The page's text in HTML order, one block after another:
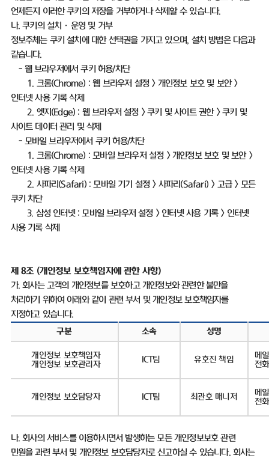
언제든지 이러한 쿠키의 저장을 거부하거나 삭제할 수 있습니다.
나.쿠키의 설치ㆍ운영 및 거부
정보주체는 쿠키 설치에 대한 선택권을 가지고 있으며, 설치 방법은 다음과
같습니다.
- 웹 브라우저에서 쿠키 허용/차단
1. 크롬(Chrome) :웹 브라우저 설정> 개인정보 보호 및 보안>
인터넷 사용 기록 삭제
2. 엣지 (Edge) : 웹 브라우저 설정>쿠키 및 사이트 권한>쿠키 및
사이트 데이터 관리 및 삭제
- 모바일 브라우저에서 쿠키 허용/차단
1. 크롬(Chrome) : 모바일 브라우저 설정>개인정보 보호 및 보안>
인터넷 사용 기록 삭제
2. 사파리 (Safari) : 모바일 기기 설정> 사파리 (Safari) > 고급> 모든
쿠키 차단
3. 삼성 인터넷: 모바일 브라우저 설정> 인터넷 사용 기록> 인터넷
사용 기록 삭제
제 8조 (개인정보 보호책임자에 관한 사항)
가.회사는 고객의 개인정보를 보호하고 개인정보와 관련한 불만을
처리하기 위하여 아래와 같이 관련 부서 및 개인정보 보호책임자를
지정하고 있습니다.
구분 소속 성명
개인정보 보호책임자
개인정보 보호관리자
ICT팀 유호진 책임
메
전
개인정보 보호담당자 ICT팀 최관호 매니저
메일
전
나.회사의 서비스를 이용하시면서 발생하는 모든 개인정보보호 관련
민원을 과련 부서 및 개인정보 보호담당자로 신고하실 수 있습니다. 회사는